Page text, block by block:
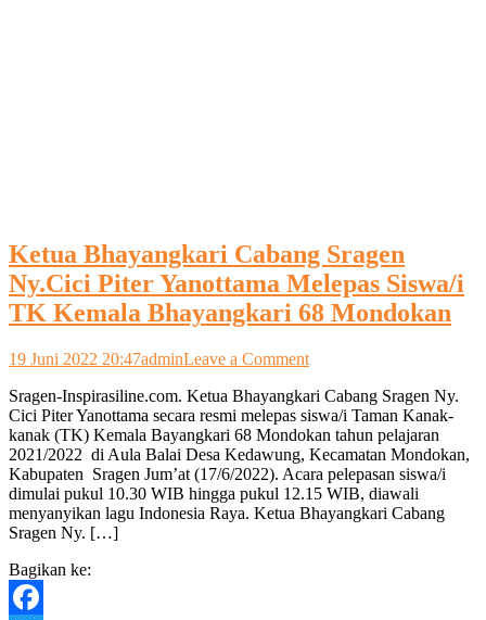
Ketua Bhayangkari Cabang Sragen
Ny.Cici Piter Yanottama Melepas Siswa/i
TK Kemala Bhayangkari 68 Mondokan
19 Juni 2022 20:47adminLeave a Commenton
Bhayangkari
Cabang
Sragen
Ny.Cici
Piter
Yanottama
Melepas
Sragen-Inspirasiline.com. Ketua Bhayangkari Cabang Sragen Ny.
Cici Piter Yanottama secara resmi melepas siswa/i Taman Kanak-
kanak (TK) Kemala Bayangkari 68 Mondokan tahun pelajaran
2021/2022 di Aula Balai Desa Kedawung, Kecamatan Mondokan,
Kabupaten Sragen Jum’at (17/6/2022). Acara pelepasan siswa/i
dimulai pukul 10.30 WIB hingga pukul 12.15 WIB, diawali
menyanyikan lagu Indonesia Raya. Ketua Bhayangkari Cabang
Sragen Ny. […]
Bagikan ke: